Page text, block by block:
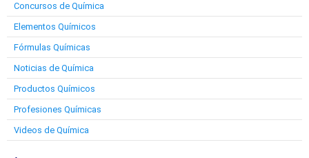
Concursos de Química
Elementos Químicos
Fórmulas Químicas
Noticias de Química
Productos Químicos
Profesiones Químicas
Videos de Química